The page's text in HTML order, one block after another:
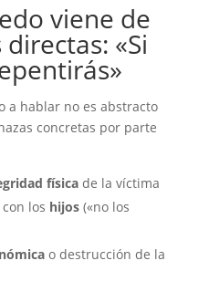
viene de
«Si
a hablar no es abstracto
concretas por parte
físicade la víctima
los hijos(«no los
o destrucción de la